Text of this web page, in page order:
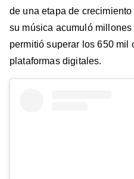
de una etapa de
su música acumuló
permitió superar los 650 mil
plataformas digitales.